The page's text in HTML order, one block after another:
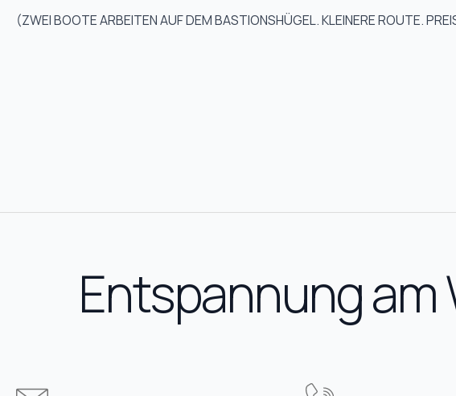
(ZWEI BOOTE ARBEITEN AUF DEM BASTIONSHÜGEL. KLEINERE ROUTE.
Entspannung am